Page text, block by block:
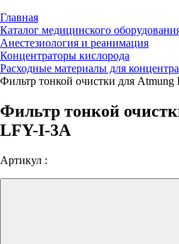
Главная
Каталог медицинского
Анестезиология и реанимация
Концентраторы кислорода
Расходные материалы для
Фильтр тонкой очистки для Atmung
Фильтр тонкой
LFY-I-3A
Артикул :